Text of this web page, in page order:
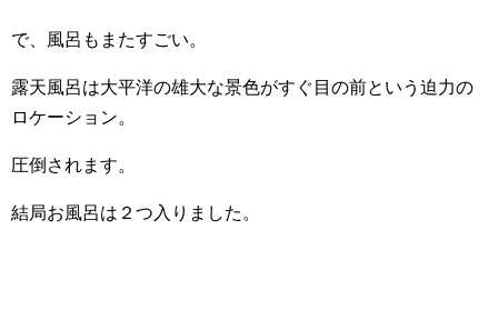
で、風呂もまたすごい。
露天風呂は大平洋の雄大な景色がすぐ目の前という迫力の
ロケーション。
圧倒されます。
結局お風呂は２つ入りました。